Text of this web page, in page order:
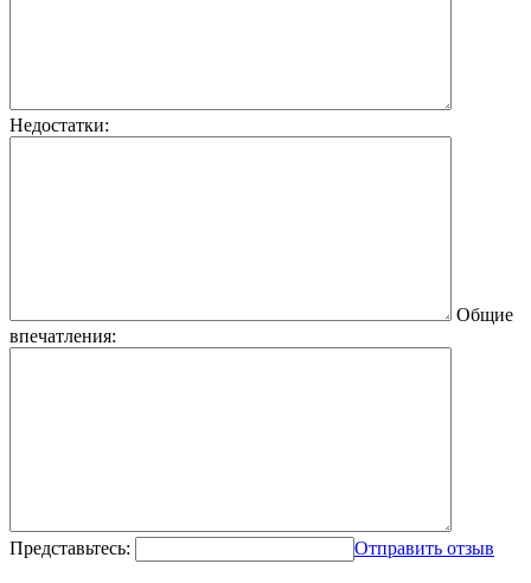
Недостатки:
Общие
впечатления:
Представьтесь: Отправить отзыв